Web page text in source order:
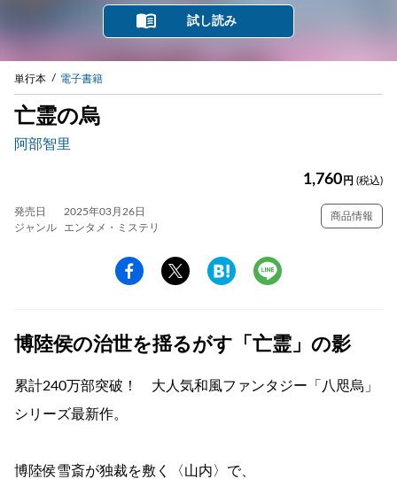
試し読み
単行本 電子書籍
亡霊の烏
阿部智里
1,760 円 (税込)
発売日
2025年03月26日
ジャンル
エンタメ・ミステリ
商品情報
博陸侯の治世を揺るがす「亡霊」の影
累計240万部突破！ 大人気和風ファンタジー「八咫烏」
シリーズ最新作。
博陸侯雪斎が独裁を敷く〈山内〉で、